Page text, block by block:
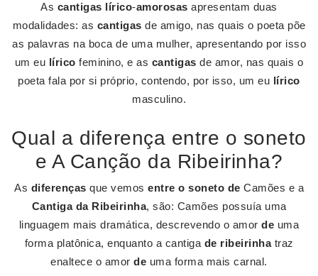
As cantigas lírico-amorosas apresentam duas
modalidades: as cantigas de amigo, nas quais o poeta põe
as palavras na boca de uma mulher, apresentando por isso
um eu lírico feminino, e as cantigas de amor, nas quais o
poeta fala por si próprio, contendo, por isso, um eu lírico
masculino.
Qual a diferença entre o soneto
e A Canção da Ribeirinha?
As diferenças que vemos entre o soneto de Camões e a
Cantiga da Ribeirinha, são: Camões possuía uma
linguagem mais dramática, descrevendo o amorde uma
forma platônica, enquanto a cantiga de ribeirinhatraz
enaltece o amorde uma forma mais carnal.